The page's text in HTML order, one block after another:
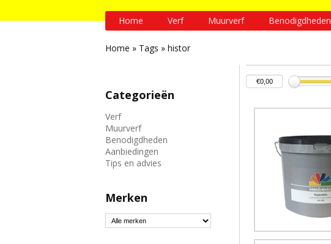
Home Verf Muurverf Benodigdheden
Home » Tags » histor
Categorieën
Verf
Muurverf
Benodigdheden
Aanbiedingen
Tips en advies
Merken